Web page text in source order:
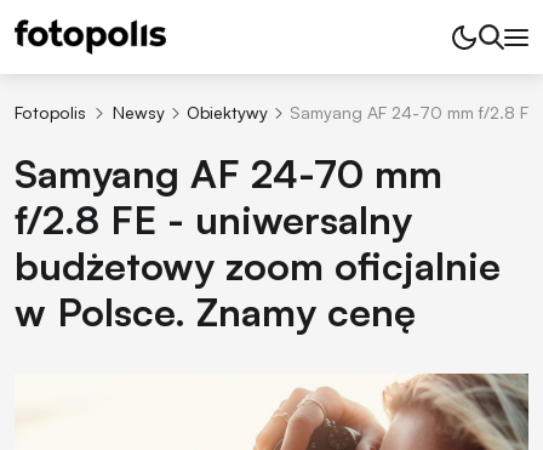
Fotopolis Newsy Obiektywy Samyang AF 24-70 mm f/2.8
Samyang AF 24-70 mm
f/2.8 FE - uniwersalny
budżetowy zoom oficjalnie
w Polsce. Znamy cenę